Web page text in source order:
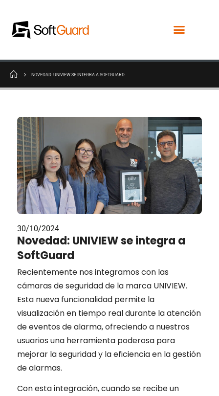
NOVEDAD: UNIVIEW SE INTEGRA A SOFTGUARD
30/10/2024
Novedad: UNIVIEW se integra a
SoftGuard
Recientemente nos integramos con las
cámaras de seguridad de la marca UNIVIEW.
Esta nueva funcionalidad permite la
visualización en tiempo real durante la atención
de eventos de alarma, ofreciendo a nuestros
usuarios una herramienta poderosa para
mejorar la seguridad y la eficiencia en la gestión
de alarmas.
Con esta integración, cuando se recibe un